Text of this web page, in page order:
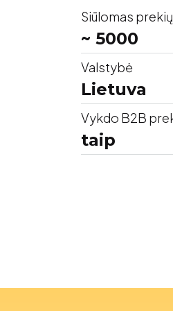
Siūlomas
~ 5000
Valstybė
Lietuva
Vykdo B2B
taip